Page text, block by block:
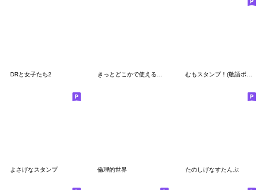
DRと女子たち2 むもスタンプ！(敬語ボーイ)
よさげなスタンプ 倫理的世界 たのしげなすたんぷ